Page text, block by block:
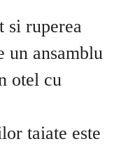
si ruperea
un ansamblu
otel cu
taiate este